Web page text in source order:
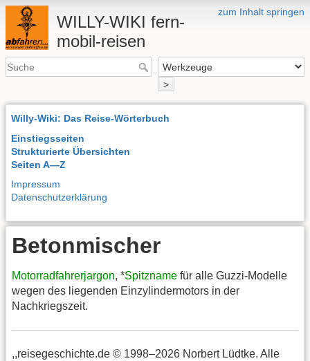
zum Inhalt springen
WILLY-WIKI fern-
mobil-reisen
>
Willy-Wiki: Das Reise-Wörterbuch
Einstiegsseiten
Strukturierte Übersichten
Seiten A—Z
Impressum
Datenschutzerklärung
Betonmischer
Motorradfahrerjargon, *Spitzname für alle Guzzi-Modelle
wegen des liegenden Einzylindermotors in der
Nachkriegszeit.
,,reisegeschichte.de © 1998–2026 Norbert Lüdtke. Alle